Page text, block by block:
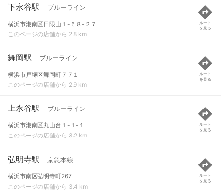
下永谷駅 ブルーライン
横浜市港南区日限山１-５８-２７
このページの店舗から 2.8 km
ルート
を見る
舞岡駅 ブルーライン
横浜市戸塚区舞岡町７７１
このページの店舗から 2.9 km
ルート
を見る
上永谷駅 ブルーライン
横浜市港南区丸山台１-１-１
このページの店舗から 3.2 km
ルート
を見る
弘明寺駅 京急本線
横浜市南区弘明寺町267
このページの店舗から 3.4 km
ルート
を見る